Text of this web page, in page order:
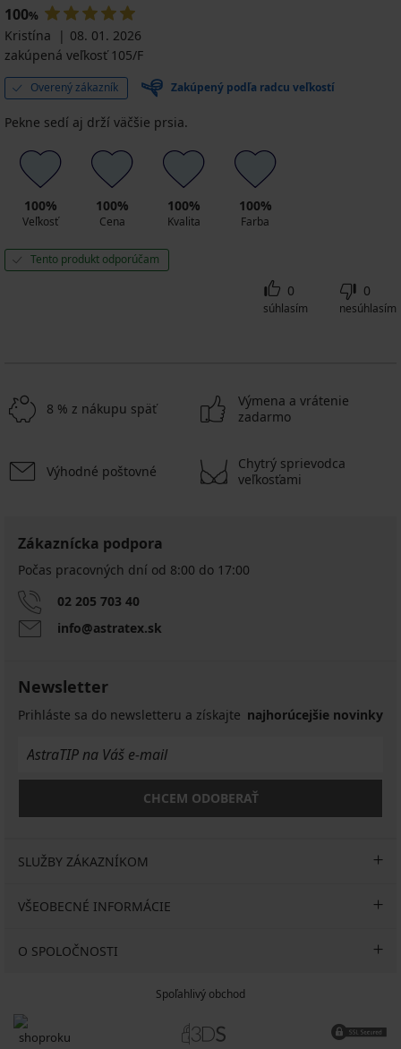
100%
Kristína
08. 01. 2026
zakúpená veľkosť 105/F
Overený zákazník Zakúpený podľa radcu veľkostí
Pekne sedí aj drží väčšie prsia.
100%
Veľkosť
100%
Cena
100%
Kvalita
100%
Farba
Tento produkt odporúčam
0
súhlasím
0
nesúhlasím
8 % z nákupu späť
Výmena a vrátenie
zadarmo
Výhodné poštovné
Chytrý sprievodca
veľkosťami
Zákaznícka podpora
Počas pracovných dní od 8:00 do 17:00
02 205 703 40
info@astratex.sk
Newsletter
Prihláste sa do newsletteru a získajte najhorúcejšie novinky
CHCEM ODOBERAŤ
SLUŽBY ZÁKAZNÍKOM
VŠEOBECNÉ INFORMÁCIE
O SPOLOČNOSTI
Spoľahlivý obchod